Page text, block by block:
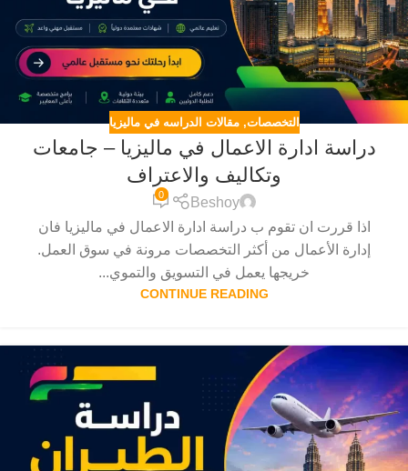
التخصصات,مقالات الدراسه في ماليزيا
دراسة ادارة الاعمال في ماليزيا – جامعات
وتكاليف والاعتراف
Beshoy
0
اذا قررت ان تقوم ب دراسة ادارة الاعمال في ماليزيا فان
إدارة الأعمال من أكثر التخصصات مرونة في سوق العمل.
خريجها يعمل في التسويق والتموي...
CONTINUE READING